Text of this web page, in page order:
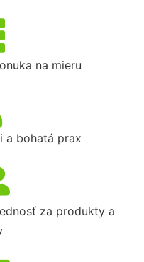
na mieru
a bohatá prax
za produkty a